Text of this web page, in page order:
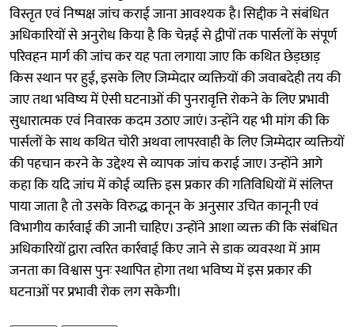
विस्तृत एवं निष्पक्ष जांच कराई जाना आवश्यक है। सिद्दीक ने संबंधित
अधिकारियों से अनुरोध किया है कि चेन्नई से द्वीपों तक पार्सलों के संपूर्ण
परिवहन मार्ग की जांच कर यह पता लगाया जाए कि कथित छेड़छाड़
किस स्थान पर हुई, इसके लिए जिम्मेदार व्यक्तियों की जवाबदेही तय की
जाए तथा भविष्य में ऐसी घटनाओं की पुनरावृत्ति रोकने के लिए प्रभावी
सुधारात्मक एवं निवारक कदम उठाए जाएं। उन्होंने यह भी मांग की कि
पार्सलों के साथ कथित चोरी अथवा लापरवाही के लिए जिम्मेदार व्यक्तियों
की पहचान करने के उद्देश्य से व्यापक जांच कराई जाए। उन्होंने आगे
कहा कि यदि जांच में कोई व्यक्ति इस प्रकार की गतिविधियों में संलिप्त
पाया जाता है तो उसके विरुद्ध कानून के अनुसार उचित कानूनी एवं
विभागीय कार्रवाई की जानी चाहिए। उन्होंने आशा व्यक्त की कि संबंधित
अधिकारियों द्वारा त्वरित कार्रवाई किए जाने से डाक व्यवस्था में आम
जनता का विश्वास पुनः स्थापित होगा तथा भविष्य में इस प्रकार की
घटनाओं पर प्रभावी रोक लग सकेगी।